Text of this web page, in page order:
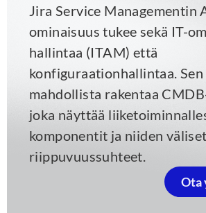
Jira Service Managementin
ominaisuus tukee sekä IT-
hallintaa (ITAM) että
konfiguraationhallintaa. Sen
mahdollista rakentaa
joka näyttää
komponentit ja niiden väliset
riippuvuussuhteet.
Ota